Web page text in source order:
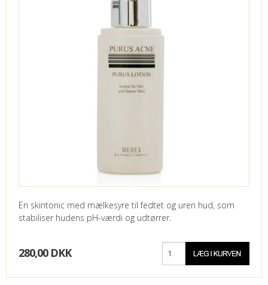
En skintonic med mælkesyre til fedtet og uren hud, som
stabiliser hudens pH-værdi og udtørrer.
280,00 DKK